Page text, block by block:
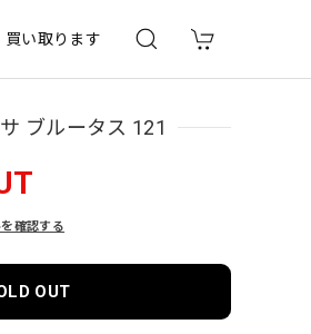
買い取ります
ブルータス 121
確認する
OUT